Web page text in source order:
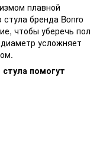
плавной
стула бренда Bonro
чтобы уберечь пол
усложняет
помогут